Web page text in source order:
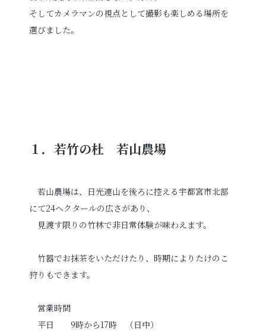
そしてカメラマンの視点として撮影も楽しめる場所を
選びました。
１．若竹の杜 若山農場
若山農場は、日光連山を後ろに控える宇都宮市北部
にて24ヘクタールの広さがあり、
見渡す限りの竹林で非日常体験が味わえます。
竹器でお抹茶をいただけたり、時期によりたけのこ
狩りもできます。
営業時間
平日 9時から17時 （日中）